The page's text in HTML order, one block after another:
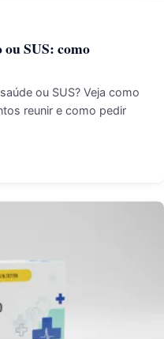
SUS: como
ou SUS? Veja como
reunir e como pedir